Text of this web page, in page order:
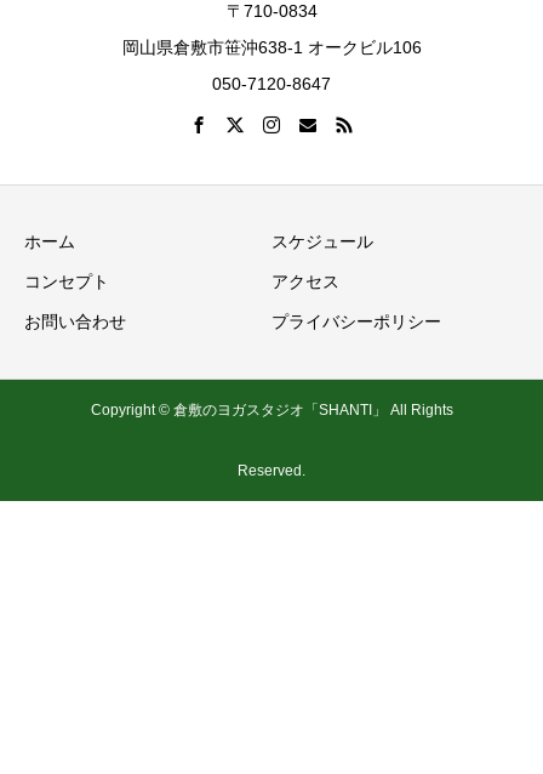
〒710-0834
岡山県倉敷市笹沖638-1 オークビル106
050-7120-8647
ホーム スケジュール
コンセプト アクセス
お問い合わせ プライバシーポリシー
Copyright © 倉敷のヨガスタジオ「SHANTI」 All Rights
Reserved.